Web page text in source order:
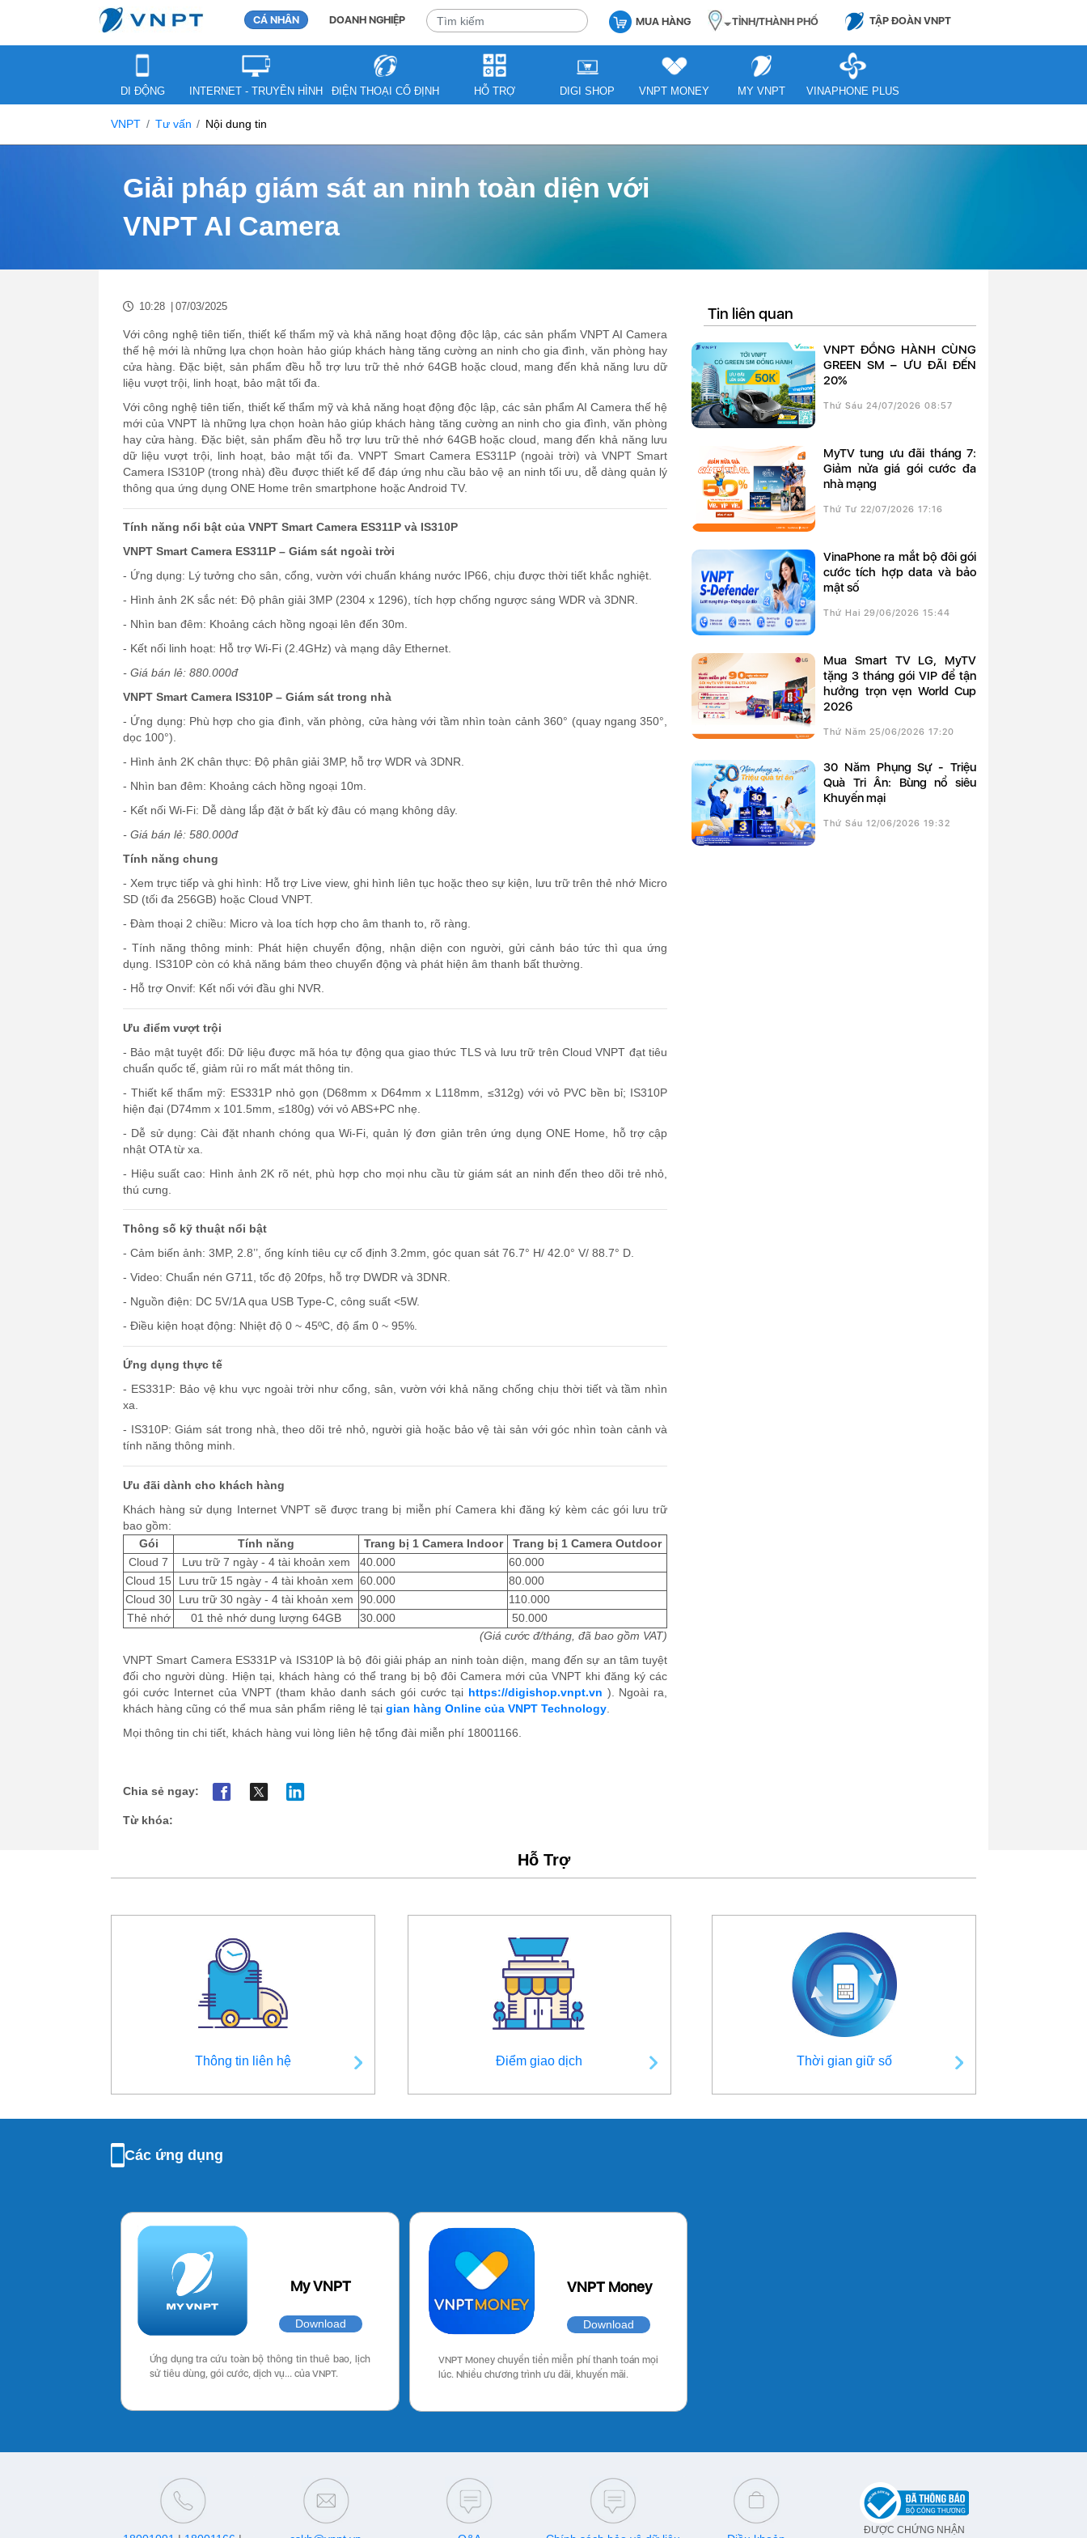
CÁ NHÂN DOANH NGHIỆP MUA HÀNG TỈNH/THÀNH PHỐ TẬP ĐOÀN VNPT
DI ĐỘNG INTERNET - TRUYỀN HÌNH ĐIỆN THOẠI CỐ ĐỊNH HỖ TRỢ DIGI SHOP VNPT MONEY MY VNPT VINAPHONE PLUS
VNPT Tư vấn Nội dung tin
Giải pháp giám sát an ninh toàn diện với
VNPT AI Camera
10:28 07/03/2025
Với công nghệ tiên tiến, thiết kế thẩm mỹ và khả năng hoạt động độc lập, các sản phẩm VNPT AI Camera
thế hệ mới là những lựa chọn hoàn hảo giúp khách hàng tăng cường an ninh cho gia đình, văn phòng hay
cửa hàng. Đặc biệt, sản phẩm đều hỗ trợ lưu trữ thẻ nhớ 64GB hoặc cloud, mang đến khả năng lưu dữ
liệu vượt trội, linh hoạt, bảo mật tối đa.
Với công nghệ tiên tiến, thiết kế thẩm mỹ và khả năng hoạt động độc lập, các sản phẩm AI Camera thế hệ
mới của VNPT là những lựa chọn hoàn hảo giúp khách hàng tăng cường an ninh cho gia đình, văn phòng
hay cửa hàng. Đặc biệt, sản phẩm đều hỗ trợ lưu trữ thẻ nhớ 64GB hoặc cloud, mang đến khả năng lưu
dữ liệu vượt trội, linh hoạt, bảo mật tối đa. VNPT Smart Camera ES311P (ngoài trời) và VNPT Smart
Camera IS310P (trong nhà) đều được thiết kế để đáp ứng nhu cầu bảo vệ an ninh tối ưu, dễ dàng quản lý
thông qua ứng dụng ONE Home trên smartphone hoặc Android TV.
Tính năng nổi bật của VNPT Smart Camera ES311P và IS310P
VNPT Smart Camera ES311P – Giám sát ngoài trời
- Ứng dụng: Lý tưởng cho sân, cổng, vườn với chuẩn kháng nước IP66, chịu được thời tiết khắc nghiệt.
- Hình ảnh 2K sắc nét: Độ phân giải 3MP (2304 x 1296), tích hợp chống ngược sáng WDR và 3DNR.
- Nhìn ban đêm: Khoảng cách hồng ngoại lên đến 30m.
- Kết nối linh hoạt: Hỗ trợ Wi-Fi (2.4GHz) và mạng dây Ethernet.
- Giá bán lẻ: 880.000đ
VNPT Smart Camera IS310P – Giám sát trong nhà
- Ứng dụng: Phù hợp cho gia đình, văn phòng, cửa hàng với tầm nhìn toàn cảnh 360° (quay ngang 350°,
dọc 100°).
- Hình ảnh 2K chân thực: Độ phân giải 3MP, hỗ trợ WDR và 3DNR.
- Nhìn ban đêm: Khoảng cách hồng ngoại 10m.
- Kết nối Wi-Fi: Dễ dàng lắp đặt ở bất kỳ đâu có mạng không dây.
- Giá bán lẻ: 580.000đ
Tính năng chung
- Xem trực tiếp và ghi hình: Hỗ trợ Live view, ghi hình liên tục hoặc theo sự kiện, lưu trữ trên thẻ nhớ Micro
SD (tối đa 256GB) hoặc Cloud VNPT.
- Đàm thoại 2 chiều: Micro và loa tích hợp cho âm thanh to, rõ ràng.
- Tính năng thông minh: Phát hiện chuyển động, nhận diện con người, gửi cảnh báo tức thì qua ứng
dụng. IS310P còn có khả năng bám theo chuyển động và phát hiện âm thanh bất thường.
- Hỗ trợ Onvif: Kết nối với đầu ghi NVR.
Ưu điểm vượt trội
- Bảo mật tuyệt đối: Dữ liệu được mã hóa tự động qua giao thức TLS và lưu trữ trên Cloud VNPT đạt tiêu
chuẩn quốc tế, giảm rủi ro mất mát thông tin.
- Thiết kế thẩm mỹ: ES331P nhỏ gọn (D68mm x D64mm x L118mm, ≤312g) với vỏ PVC bền bỉ; IS310P
hiện đại (D74mm x 101.5mm, ≤180g) với vỏ ABS+PC nhẹ.
- Dễ sử dụng: Cài đặt nhanh chóng qua Wi-Fi, quản lý đơn giản trên ứng dụng ONE Home, hỗ trợ cập
nhật OTA từ xa.
- Hiệu suất cao: Hình ảnh 2K rõ nét, phù hợp cho mọi nhu cầu từ giám sát an ninh đến theo dõi trẻ nhỏ,
thú cưng.
Thông số kỹ thuật nổi bật
- Cảm biến ảnh: 3MP, 2.8’’, ống kính tiêu cự cố định 3.2mm, góc quan sát 76.7° H/ 42.0° V/ 88.7° D.
- Video: Chuẩn nén G711, tốc độ 20fps, hỗ trợ DWDR và 3DNR.
- Nguồn điện: DC 5V/1A qua USB Type-C, công suất <5W.
- Điều kiện hoạt động: Nhiệt độ 0 ~ 45ºC, độ ẩm 0 ~ 95%.
Ứng dụng thực tế
- ES331P: Bảo vệ khu vực ngoài trời như cổng, sân, vườn với khả năng chống chịu thời tiết và tầm nhìn
xa.
- IS310P: Giám sát trong nhà, theo dõi trẻ nhỏ, người già hoặc bảo vệ tài sản với góc nhìn toàn cảnh và
tính năng thông minh.
Ưu đãi dành cho khách hàng
Khách hàng sử dụng Internet VNPT sẽ được trang bị miễn phí Camera khi đăng ký kèm các gói lưu trữ
bao gồm:
Gói
Tính năng Trang bị 1 Camera Indoor
Trang bị 1 Camera Outdoor
Cloud 7
Lưu trữ 7 ngày - 4 tài khoản xem 40.000
60.000
Cloud 15
Lưu trữ 15 ngày - 4 tài khoản xem 60.000
80.000
Cloud 30
Lưu trữ 30 ngày - 4 tài khoản xem 90.000
110.000
Thẻ nhớ
01 thẻ nhớ dung lượng 64GB 30.000
50.000
(Giá cước đ/tháng, đã bao gồm VAT)
VNPT Smart Camera ES331P và IS310P là bộ đôi giải pháp an ninh toàn diện, mang đến sự an tâm tuyệt
đối cho người dùng. Hiện tại, khách hàng có thể trang bị bộ đôi Camera mới của VNPT khi đăng ký các
gói cước Internet của VNPT (tham khảo danh sách gói cước tại https://digishop.vnpt.vn ). Ngoài ra,
khách hàng cũng có thể mua sản phẩm riêng lẻ tại gian hàng Online của VNPT Technology
Mọi thông tin chi tiết, khách hàng vui lòng liên hệ tổng đài miễn phí 18001166.
Chia sẻ ngay:
Từ khóa:
Tin liên quan
VNPT ĐỒNG HÀNH CÙNG
GREEN SM – ƯU ĐÃI ĐẾN
20%
Thứ Sáu 24/07/2026 08:57
MyTV tung ưu đãi tháng 7:
Giảm nửa giá gói cước đa
nhà mạng
Thứ Tư 22/07/2026 17:16
VinaPhone ra mắt bộ đôi gói
cước tích hợp data và bảo
mật số
Thứ Hai 29/06/2026 15:44
Mua Smart TV LG, MyTV
tặng 3 tháng gói VIP để tận
hưởng trọn vẹn World Cup
2026
Thứ Năm 25/06/2026 17:20
30 Năm Phụng Sự - Triệu
Quà Tri Ân: Bùng nổ siêu
Khuyến mại
Thứ Sáu 12/06/2026 19:32
Hỗ Trợ
Thông tin liên hệ Điểm giao dịch Thời gian giữ số
Các ứng dụng
My VNPT
Download
Ứng dụng tra cứu toàn bộ thông tin thuê bao, lịch
sử tiêu dùng, gói cước, dịch vụ… của VNPT.
VNPT Money
Download
VNPT Money chuyển tiền miễn phí thanh toán mọi
lúc. Nhiều chương trình ưu đãi, khuyến mãi.
ĐƯỢC CHỨNG NHẬN